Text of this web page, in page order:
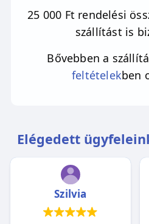
25 000 Ft rendelési
szállítást is
Bővebben a
feltételekben
Elégedett
Szilvia